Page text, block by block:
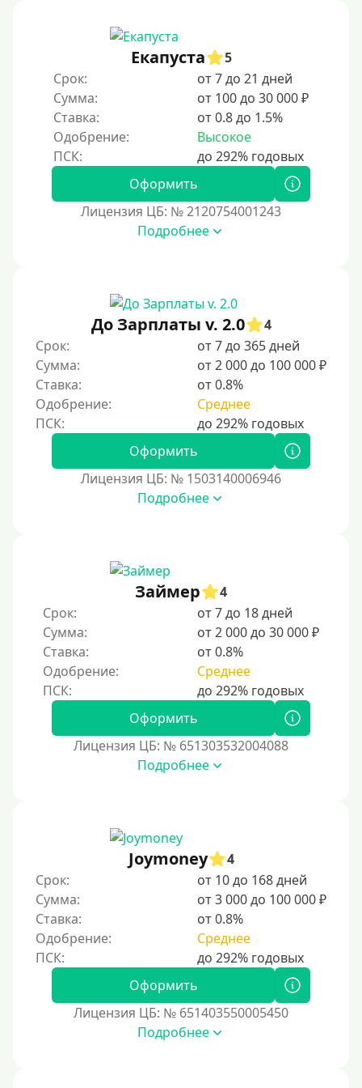
Под ПТС спецтехники
Под ПТС грузового автомобиля
Авто без ПТС
Цель
На Новый Год
Чтобы улучшить кредитную историю, важно
своевременно погашать текущие долги, избегать
просрочек и регулярно проверять кредитный отчет.
Также можно воспользоваться услугами финансовых
На погашение прочих кредитных обязательств
До зарплаты
Для ИП
Для бизнеса
Документы
По водительскому удостоверению
Без СНИЛСа
По паспорту
Без паспорта
По фото
Без подтверждения дохода
Без справок и поручителей
Под 1 %
С пролонгацией (продлением)
Под высокий процент
Без комиссии
В рассрочку
С ежемесячным платежом
Екапуста
5
Срок:
от 7 до 21 дней
Сумма:
от 100 до 30 000 ₽
Ставка:
от 0.8 до 1.5%
Одобрение:
Высокое
Оформить
Лицензия ЦБ: № 2120754001243
Подробнее
До Зарплаты v. 2.0
4
Срок:
от 7 до 365 дней
Сумма:
от 2 000 до 100 000 ₽
Ставка:
от 0.8%
Одобрение:
Среднее
Оформить
Лицензия ЦБ: № 1503140006946
Подробнее
Займер
4
Срок:
от 7 до 18 дней
Сумма:
от 2 000 до 30 000 ₽
Ставка:
от 0.8%
Одобрение:
Среднее
Оформить
Лицензия ЦБ: № 651303532004088
Подробнее
Joymoney
4
Срок:
от 10 до 168 дней
Сумма:
от 3 000 до 100 000 ₽
Ставка:
от 0.8%
Одобрение:
Среднее
Оформить
Лицензия ЦБ: № 651403550005450
Подробнее